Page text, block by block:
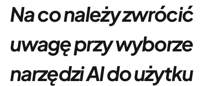
Na co należy zwrócić
uwagę przy wyborze
narzędzi AI do użytku